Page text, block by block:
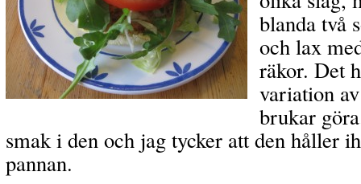
blanda två
och lax
räkor. Det
variation
brukar
smak i den och jag tycker att den håller
pannan.